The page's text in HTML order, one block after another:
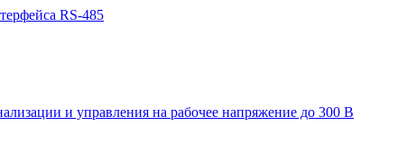
RS-485
и управления на рабочее напряжение до 300 В